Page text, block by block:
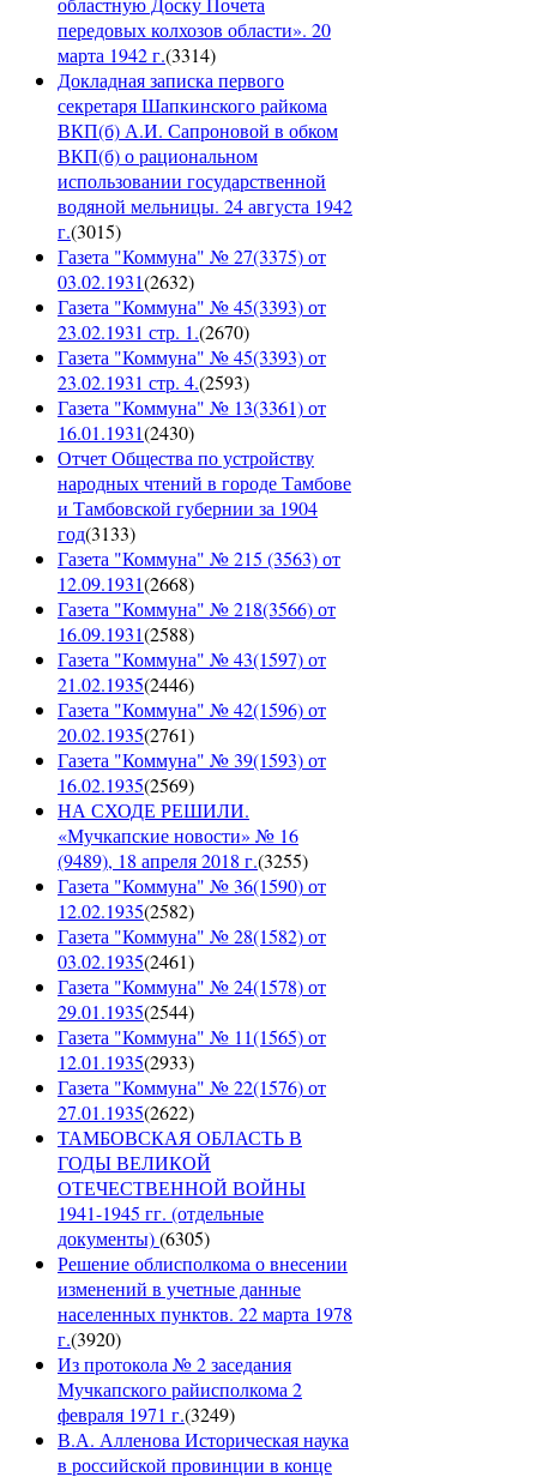
передовых колхозов области». 20
марта 1942 г.(3314)
Докладная записка первого
секретаря Шапкинского райкома
ВКП(б) А.И. Сапроновой в обком
ВКП(б) о рациональном
использовании государственной
водяной мельницы. 24 августа 1942
г.(3015)
Газета "Коммуна" № 27(3375) от
03.02.1931(2632)
Газета "Коммуна" № 45(3393) от
23.02.1931 стр. 1.(2670)
Газета "Коммуна" № 45(3393) от
23.02.1931 стр. 4.(2593)
Газета "Коммуна" № 13(3361) от
16.01.1931(2430)
Отчет Общества по устройству
народных чтений в городе Тамбове
и Тамбовской губернии за 1904
год(3133)
Газета "Коммуна" № 215 (3563) от
12.09.1931(2668)
Газета "Коммуна" № 218(3566) от
16.09.1931(2588)
Газета "Коммуна" № 43(1597) от
21.02.1935(2446)
Газета "Коммуна" № 42(1596) от
20.02.1935(2761)
Газета "Коммуна" № 39(1593) от
16.02.1935(2569)
НА СХОДЕ РЕШИЛИ.
«Мучкапские новости» № 16
(9489), 18 апреля 2018 г.(3255)
Газета "Коммуна" № 36(1590) от
12.02.1935(2582)
Газета "Коммуна" № 28(1582) от
03.02.1935(2461)
Газета "Коммуна" № 24(1578) от
29.01.1935(2544)
Газета "Коммуна" № 11(1565) от
12.01.1935(2933)
Газета "Коммуна" № 22(1576) от
27.01.1935(2622)
ТАМБОВСКАЯ ОБЛАСТЬ В
ГОДЫ ВЕЛИКОЙ
ОТЕЧЕСТВЕННОЙ ВОЙНЫ
1941-1945 гг. (отдельные
документы)(6305)
Решение облисполкома о внесении
изменений в учетные данные
населенных пунктов. 22 марта 1978
г.(3920)
Из протокола № 2 заседания
Мучкапского райисполкома 2
февраля 1971 г.(3249)
В.А. Алленова Историческая наука
в российской провинции в конце